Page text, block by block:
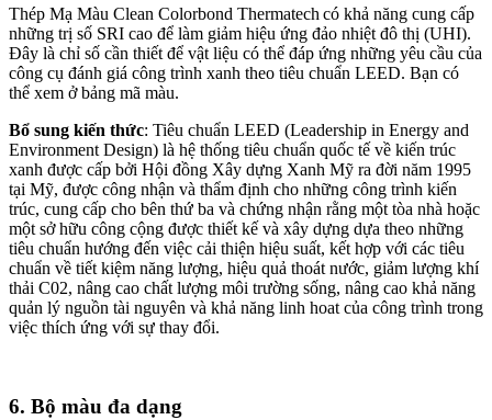
Thép Mạ Màu Clean Colorbond Thermatech có khả năng cung cấp
những trị số SRI cao để làm giảm hiệu ứng đảo nhiệt đô thị (UHI).
Đây là chỉ số cần thiết để vật liệu có thể đáp ứng những yêu cầu của
công cụ đánh giá công trình xanh theo tiêu chuẩn LEED. Bạn có
thể xem ở bảng mã màu.
Bổ sung kiến thức: Tiêu chuẩn LEED (Leadership in Energy and
Environment Design) là hệ thống tiêu chuẩn quốc tế về kiến trúc
xanh được cấp bởi Hội đồng Xây dựng Xanh Mỹ ra đời năm 1995
tại Mỹ, được công nhận và thẩm định cho những công trình kiến
trúc, cung cấp cho bên thứ ba và chứng nhận rằng một tòa nhà hoặc
một sở hữu công cộng được thiết kế và xây dựng dựa theo những
tiêu chuẩn hướng đến việc cải thiện hiệu suất, kết hợp với các tiêu
chuẩn về tiết kiệm năng lượng, hiệu quả thoát nước, giảm lượng khí
thải C02, nâng cao chất lượng môi trường sống, nâng cao khả năng
quản lý nguồn tài nguyên và khả năng linh hoat của công trình trong
việc thích ứng với sự thay đổi.
6. Bộ màu đa dạng